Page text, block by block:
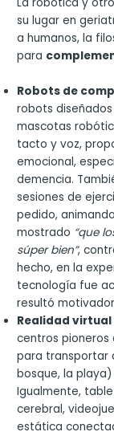
La robótica y
su lugar en
a humanos, la
para
Robots de
robots
mascotas
tacto y voz,
emocional,
demencia.
sesiones de
pedido,
mostrado “que
súper bien”,
hecho, en la
tecnología fue
resultó
Realidad
centros pioneros
para transportar
bosque, la
Igualmente,
cerebral,
estática